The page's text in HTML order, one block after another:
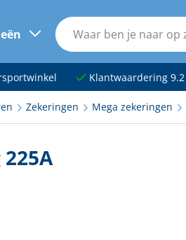
Klantwaardering 9.2
Zekeringen Mega zekeringen